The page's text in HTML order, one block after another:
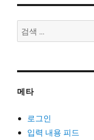
의소리2006)
19. 노동악법철폐가(
집1992)
20. 노동의땅에(글곡
23. 노동자선언(글곡
검
색:
메타
로그인
입력 내용 피드